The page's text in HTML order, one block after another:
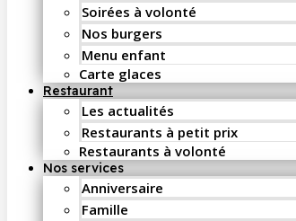
Soirées à volonté
Nos burgers
Menu enfant
Carte glaces
Restaurant
Les actualités
Restaurants à petit prix
Restaurants à volonté
Nos services
Anniversaire
Famille